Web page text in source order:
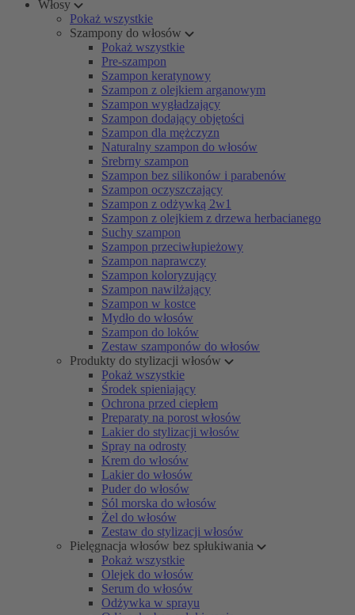
Włosy
Pokaż wszystkie
Szampony do włosów
Pokaż wszystkie
Pre-szampon
Szampon keratynowy
Szampon z olejkiem arganowym
Szampon wygładzający
Szampon dodający objętości
Szampon dla mężczyzn
Naturalny szampon do włosów
Srebrny szampon
Szampon bez silikonów i parabenów
Szampon oczyszczający
Szampon z odżywką 2w1
Szampon z olejkiem z drzewa herbacianego
Suchy szampon
Szampon przeciwłupieżowy
Szampon naprawczy
Szampon koloryzujący
Szampon nawilżający
Szampon w kostce
Mydło do włosów
Szampon do loków
Zestaw szamponów do włosów
Produkty do stylizacji włosów
Pokaż wszystkie
Środek spieniający
Ochrona przed ciepłem
Preparaty na porost włosów
Lakier do stylizacji włosów
Spray na odrosty
Krem do włosów
Lakier do włosów
Puder do włosów
Sól morska do włosów
Żel do włosów
Zestaw do stylizacji włosów
Pielęgnacja włosów bez spłukiwania
Pokaż wszystkie
Olejek do włosów
Serum do włosów
Odżywka w sprayu